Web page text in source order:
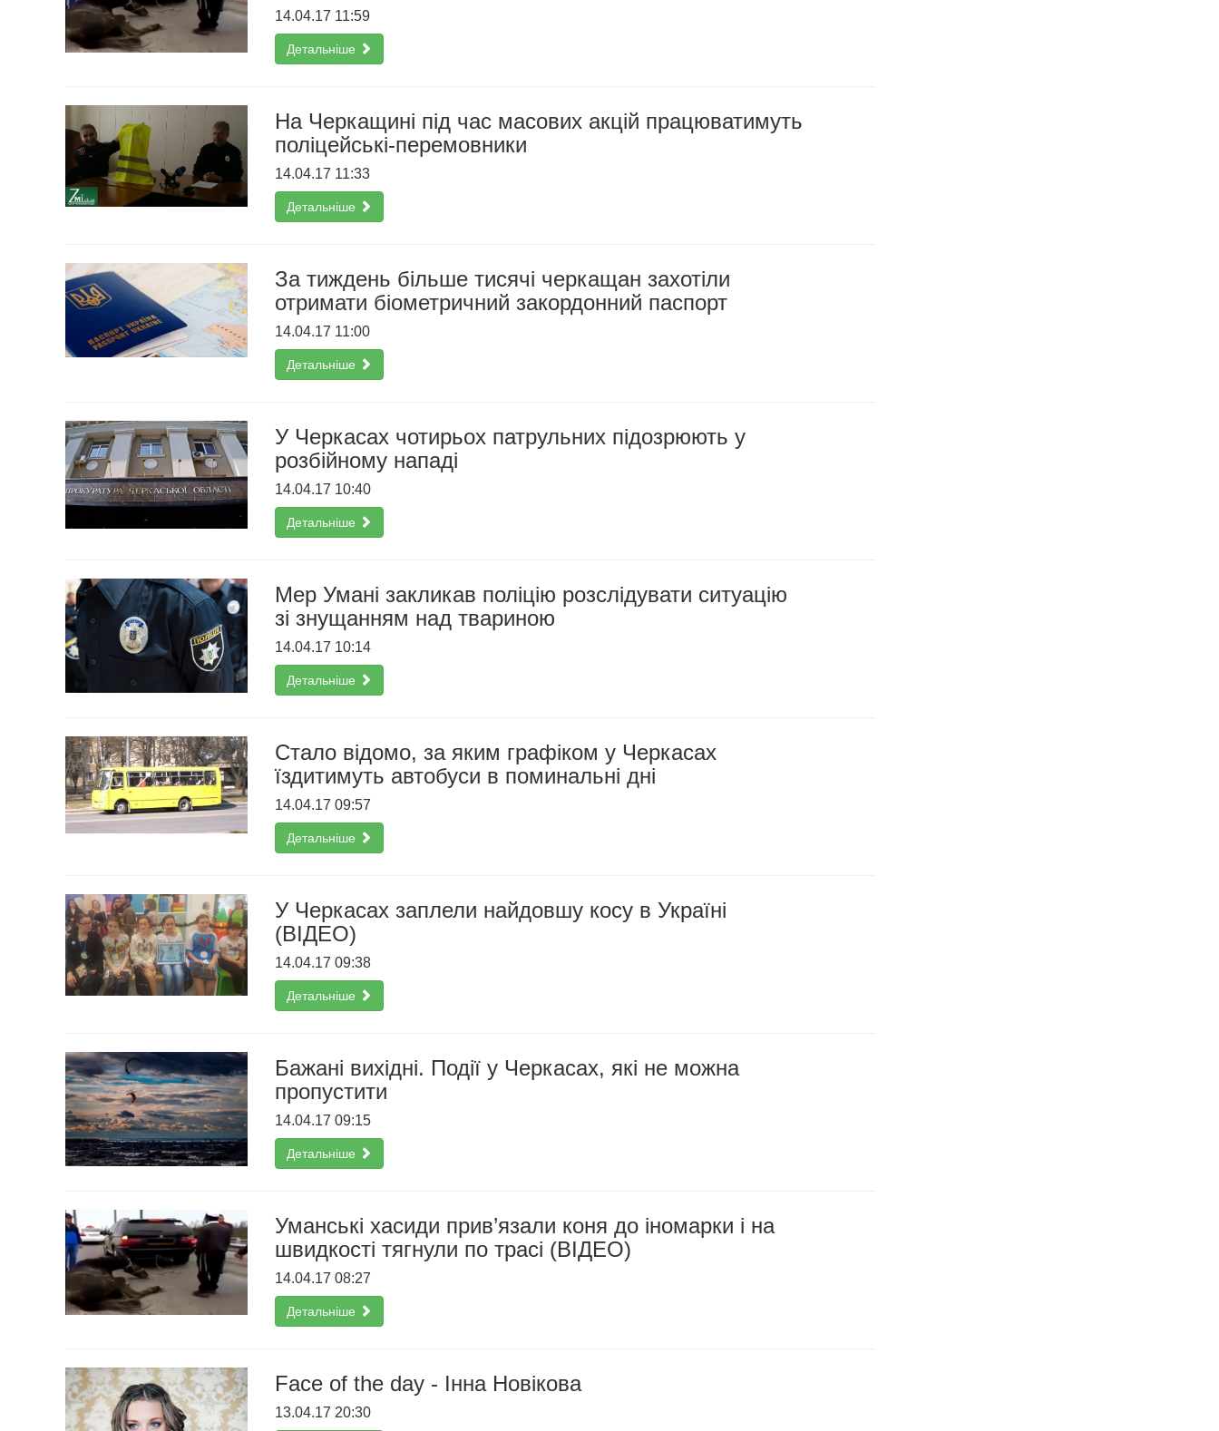
14.04.17 11:59
Детальніше
На Черкащині під час масових акцій працюватимуть
поліцейські-перемовники
14.04.17 11:33
Детальніше
За тиждень більше тисячі черкащан захотіли
отримати біометричний закордонний паспорт
14.04.17 11:00
Детальніше
У Черкасах чотирьох патрульних підозрюють у
розбійному нападі
14.04.17 10:40
Детальніше
Мер Умані закликав поліцію розслідувати ситуацію
зі знущанням над твариною
14.04.17 10:14
Детальніше
Стало відомо, за яким графіком у Черкасах
їздитимуть автобуси в поминальні дні
14.04.17 09:57
Детальніше
У Черкасах заплели найдовшу косу в Україні
(ВІДЕО)
14.04.17 09:38
Детальніше
Бажані вихідні. Події у Черкасах, які не можна
пропустити
14.04.17 09:15
Детальніше
Уманські хасиди прив’язали коня до іномарки і на
швидкості тягнули по трасі (ВІДЕО)
14.04.17 08:27
Детальніше
Face of the day - Інна Новікова
13.04.17 20:30